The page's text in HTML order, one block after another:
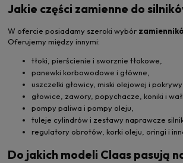
Jakie części zamienne do
W ofercie posiadamy szeroki wybór
Oferujemy między innymi:
tłoki, pierścienie i sworznie tłokowe,
panewki korbowodowe i główne,
uszczelki głowicy, miski olejowej i
głowice, zawory, popychacze, koniki i
pompy paliwa i pompy oleju,
tuleje cylindrów i zestawy naprawcze
regulatory obrotów, korki oleju, oringi i
Do jakich modeli Claas pasują